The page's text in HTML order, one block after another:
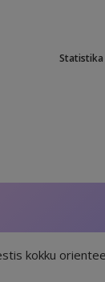
Statistika
kokku